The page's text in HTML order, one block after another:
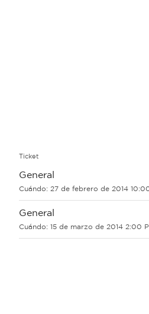
Ticket
General
Cuándo: 27 de febrero de 2014
General
Cuándo: 15 de marzo de 2014 2:00